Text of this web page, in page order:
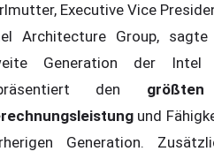
Executive Vice
Architecture Group, sagte
Generation der Intel
den
und
Generation.